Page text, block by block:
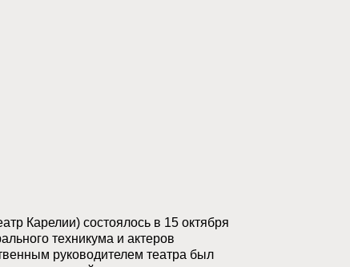
Карелии) состоялось в 15 октября
техникума и актеров
руководителем театра был